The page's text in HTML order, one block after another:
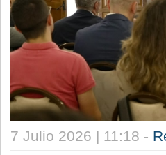
7 Julio 2026 | 11:18 -